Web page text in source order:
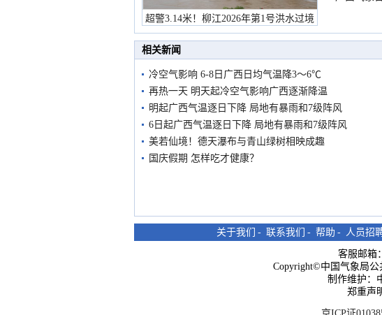
超警3.14米！柳江2026年第1号洪水过境
市民在堤岸见证汛况
相关新闻
冷空气影响 6-8日广西日均气温降3～6℃
再热一天 明天起冷空气影响广西逐渐降温
明起广西气温逐日下降 局地有暴雨和7级阵风
6日起广西气温逐日下降 局地有暴雨和7级阵风
美若仙境！德天瀑布与青山绿树相映成趣
国庆假期 怎样吃才健康？
关于我们 - 联系我们 - 帮助 - 人员招
客服邮箱：
Copyright©中国气象局公
制作维护：
郑重声